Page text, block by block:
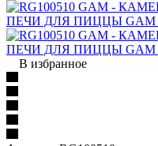
В избранное